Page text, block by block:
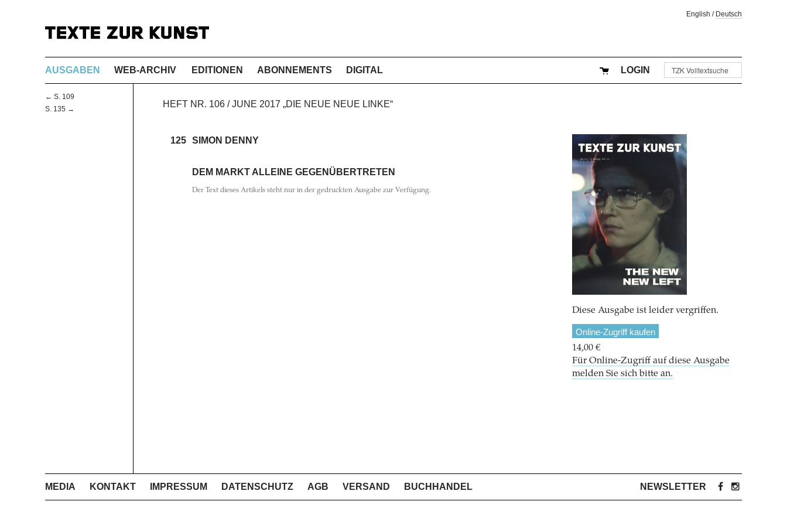
English / Deutsch
AUSGABEN WEB-ARCHIV EDITIONEN ABONNEMENTS DIGITAL LOGIN
← S. 109
S. 135 →
HEFT NR. 106 / JUNE 2017 „DIE NEUE NEUE LINKE“
125 SIMON DENNY
DEM MARKT ALLEINE GEGENÜBERTRETEN
Der Text dieses Artikels steht nur in der gedruckten Ausgabe zur Verfügung.
Diese Ausgabe ist leider vergriffen.
Online-Zugriff kaufen
14,00 €
Für Online-Zugriff auf diese Ausgabe
melden Sie sich bitte an.
MEDIA KONTAKT IMPRESSUM DATENSCHUTZ AGB VERSAND BUCHHANDEL NEWSLETTER